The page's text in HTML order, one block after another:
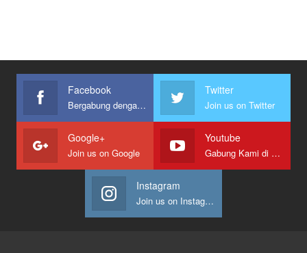
Facebook
Bergabung dengan kami
Twitter
Join us on Twitter
Google+
Join us on Google
Youtube
Gabung Kami di Youtube
Instagram
Join us on Instagram